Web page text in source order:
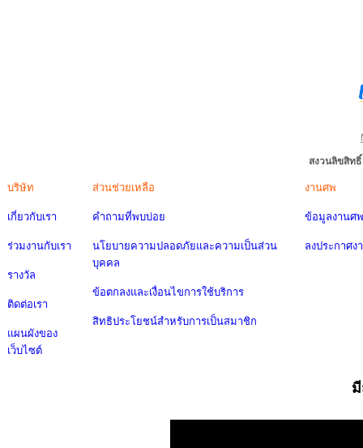
สงวนลิขสิท
บริษัท
เกี่ยวกับเรา
ร่วมงานกับเรา
รางวัล
ติดต่อเรา
แผนผังของ
เว็บไซต์
ส่วนช่วยเหลือ
คำถามที่พบบ่อย
นโยบายความปลอดภัยและความเป็นส่วน
บุคคล
ข้อตกลงและเงื่อนไขการใช้บริการ
สิทธิประโยชน์สำหรับการเป็นสมาชิก
งานศพ
ข้อมูลงานศพ
ลงประกาศง